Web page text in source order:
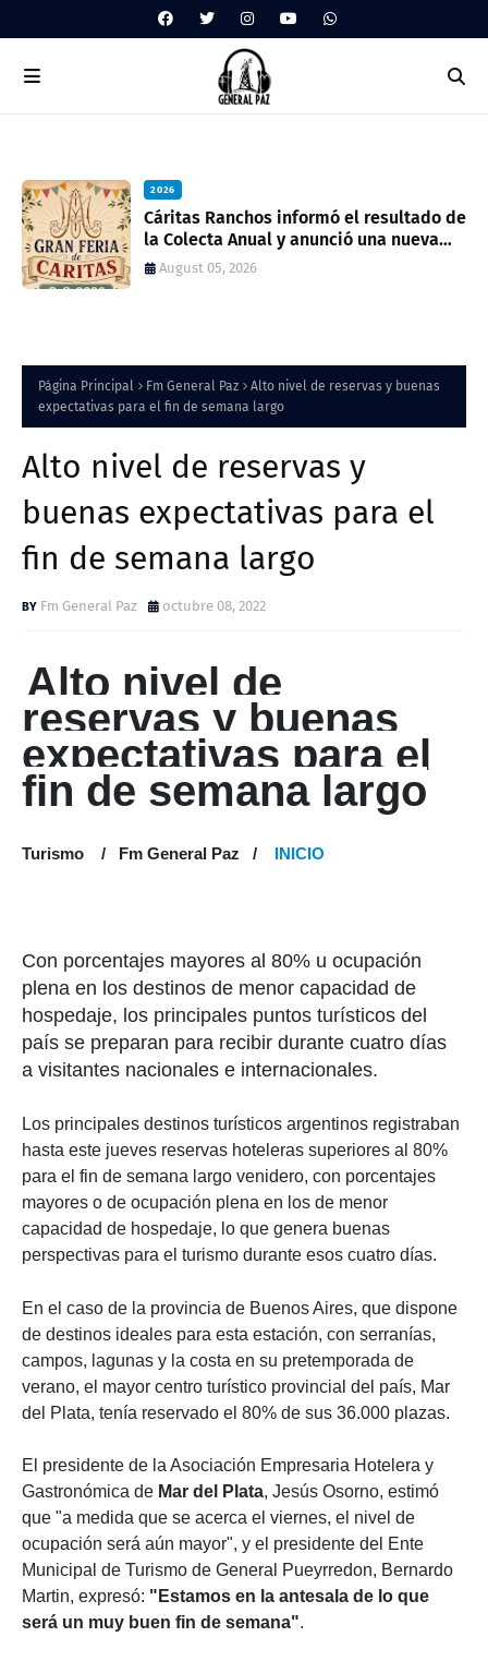
2026
Cáritas Ranchos informó el resultado de
la Colecta Anual y anunció una nueva
feria solidaria
August 05, 2026
Página Principal Fm General Paz
Alto nivel de reservas y buenas
expectativas para el fin de semana largo
Alto nivel de reservas y
buenas expectativas para el
fin de semana largo
Fm General Paz octubre 08, 2022
Alto nivel de
reservas y buenas
expectativas para el
fin de semana largo
Turismo / Fm General Paz / INICIO
Con porcentajes mayores al 80% u ocupación
plena en los destinos de menor capacidad de
hospedaje, los principales puntos turísticos del
país se preparan para recibir durante cuatro días
a visitantes nacionales e internacionales.
Los principales destinos turísticos argentinos registraban
hasta este jueves reservas hoteleras superiores al 80%
para el fin de semana largo venidero, con porcentajes
mayores o de ocupación plena en los de menor
capacidad de hospedaje, lo que genera buenas
perspectivas para el turismo durante esos cuatro días.
En el caso de la provincia de Buenos Aires, que dispone
de destinos ideales para esta estación, con serranías,
campos, lagunas y la costa en su pretemporada de
verano, el mayor centro turístico provincial del país, Mar
del Plata, tenía reservado el 80% de sus 36.000 plazas.
El presidente de la Asociación Empresaria Hotelera y
Gastronómica de Mar del Plata, Jesús Osorno, estimó
que "a medida que se acerca el viernes, el nivel de
ocupación será aún mayor", y el presidente del Ente
Municipal de Turismo de General Pueyrredon, Bernardo
Martin, expresó: "Estamos en la antesala de lo que
será un muy buen fin de semana".